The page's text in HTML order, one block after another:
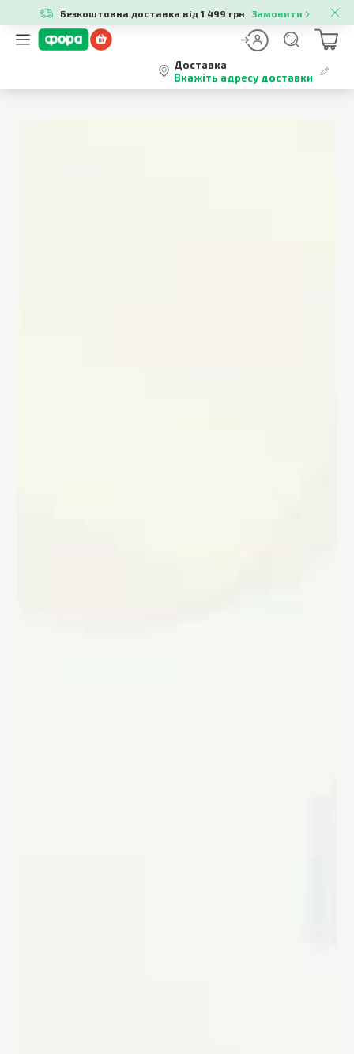
Безкоштовна доставка від 1 499 грн Замовити
Доставка
Вкажіть адресу доставки